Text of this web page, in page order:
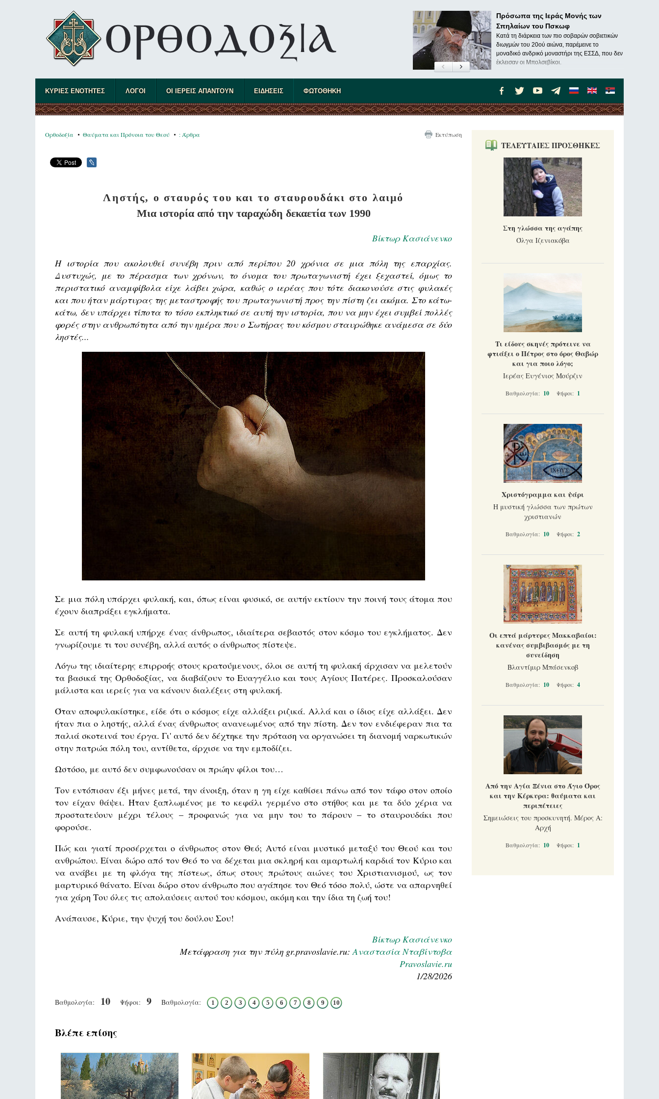
Πρόσωπα της Ιεράς Μονής των
Σπηλαίων του Πσκωφ
Κατά τη διάρκεια των πιο σοβαρών σοβιετικών
διωγμών του 20ού αιώνα, παρέμεινε το
μοναδικό ανδρικό μοναστήρι της ΕΣΣΔ, που δεν
έκλεισαν οι Μπολσεβίκοι.
ΚΥΡΙΕΣ ΕΝΟΤΗΤΕΣ ΛΟΓΟΙ ΟΙ ΙΕΡΕΙΣ ΑΠΑΝΤΟΥΝ ΕΙΔΗΣΕΙΣ ΦΩΤΟΘΗΚΗ
Ορθοδοξία Θαύματα και Πρόνοια του Θεού : Άρθρα Εκτύπωση
Ληστής, ο σταυρός του και το σταυρουδάκι στο λαιμό
Μια ιστορία από την ταραχώδη δεκαετία των 1990
Βίκτωρ Κασιάνενκο
Η ιστορία που ακολουθεί συνέβη πριν από περίπου 20 χρόνια σε μια πόλη της επαρχίας.
Δυστυχώς, με το πέρασμα των χρόνων, το όνομα του πρωταγωνιστή έχει ξεχαστεί, όμως το
περιστατικό αναμφίβολα είχε λάβει χώρα, καθώς ο ιερέας που τότε διακονούσε στις φυλακές
και που ήταν μάρτυρας της μεταστροφής του πρωταγωνιστή προς την πίστη ζει ακόμα. Στο κάτω-
κάτω, δεν υπάρχει τίποτα το τόσο εκπληκτικό σε αυτή την ιστορία, που να μην έχει συμβεί πολλές
φορές στην ανθρωπότητα από την ημέρα που ο Σωτήρας του κόσμου σταυρώθηκε ανάμεσα σε δύο
ληστές...
Σε μια πόλη υπάρχει φυλακή, και, όπως είναι φυσικό, σε αυτήν εκτίουν την ποινή τους άτομα που
έχουν διαπράξει εγκλήματα.
Σε αυτή τη φυλακή υπήρχε ένας άνθρωπος, ιδιαίτερα σεβαστός στον κόσμο του εγκλήματος. Δεν
γνωρίζουμε τι του συνέβη, αλλά αυτός ο άνθρωπος πίστεψε.
Λόγω της ιδιαίτερης επιρροής στους κρατούμενους, όλοι σε αυτή τη φυλακή άρχισαν να μελετούν
τα βασικά της Ορθοδοξίας, να διαβάζουν το Ευαγγέλιο και τους Αγίους Πατέρες. Προσκαλούσαν
μάλιστα και ιερείς για να κάνουν διαλέξεις στη φυλακή.
Όταν αποφυλακίστηκε, είδε ότι ο κόσμος είχε αλλάξει ριζικά. Αλλά και ο ίδιος είχε αλλάξει. Δεν
ήταν πια ο ληστής, αλλά ένας άνθρωπος ανανεωμένος από την πίστη. Δεν τον ενδιέφεραν πια τα
παλιά σκοτεινά του έργα. Γι' αυτό δεν δέχτηκε την πρόταση να οργανώσει τη διανομή ναρκωτικών
στην πατρώα πόλη του, αντίθετα, άρχισε να την εμποδίζει.
Ωστόσο, με αυτό δεν συμφωνούσαν οι πρώην φίλοι του…
Τον εντόπισαν έξι μήνες μετά, την άνοιξη, όταν η γη είχε καθίσει πάνω από τον τάφο στον οποίο
τον είχαν θάψει. Ήταν ξαπλωμένος με το κεφάλι γερμένο στο στήθος και με τα δύο χέρια να
προστατεύουν μέχρι τέλους – προφανώς για να μην του το πάρουν – το σταυρουδάκι που
φορούσε.
Πώς και γιατί προσέρχεται ο άνθρωπος στον Θεό; Αυτό είναι μυστικό μεταξύ του Θεού και του
ανθρώπου. Είναι δώρο από τον Θεό το να δέχεται μια σκληρή και αμαρτωλή καρδιά τον Κύριο και
να ανάβει με τη φλόγα της πίστεως, όπως στους πρώτους αιώνες του Χριστιανισμού, ως τον
μαρτυρικό θάνατο. Είναι δώρο στον άνθρωπο που αγάπησε τον Θεό τόσο πολύ, ώστε να απαρνηθεί
για χάρη Του όλες τις απολαύσεις αυτού του κόσμου, ακόμη και την ίδια τη ζωή του!
Ανάπαυσε, Κύριε, την ψυχή του δούλου Σου!
Βίκτωρ Κασιάνενκο
Μετάφραση για την πύλη gr.pravoslavie.ru:Αναστασία Νταβίντοβα
Pravoslavie.ru
1/28/2026
Βαθμολογία: 10 Ψήφοι: 9 Βαθμολογία: 1 2 3 4 5 6 7 8 9 10
Βλέπε επίσης
ΤΕΛΕΥΤΑΙΕΣ ΠΡΟΣΘΗΚΕΣ
Στη γλώσσα της αγάπης
Όλγα Ιζενιακόβα
Τι είδους σκηνές πρότεινε να
φτιάξει ο Πέτρος στο όρος Θαβώρ
και για ποιο λόγο;
Ιερέας Ευγένιος Μούρζιν
Βαθμολογία: 10 Ψήφοι: 1
Χριστόγραμμα και ψάρι
Η μυστική γλώσσα των πρώτων
χριστιανών
Βαθμολογία: 10 Ψήφοι: 2
Οι επτά μάρτυρες Μακκαβαίοι:
κανένας συμβιβασμός με τη
συνείδηση
Βλαντίμιρ Μπάσενκοβ
Βαθμολογία: 10 Ψήφοι: 4
Από την Αγία Ξένια στο Άγιο Όρος
και την Κέρκυρα: θαύματα και
περιπέτειες
Σημειώσεις του προσκυνητή. Μέρος Α:
Αρχή
Βαθμολογία: 10 Ψήφοι: 1